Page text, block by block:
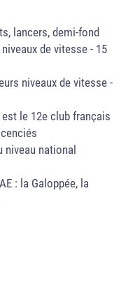
lancers, demi-fond
de vitesse - 15
niveaux de vitesse -
le 12e club français
niveau national
: la Galoppée, la